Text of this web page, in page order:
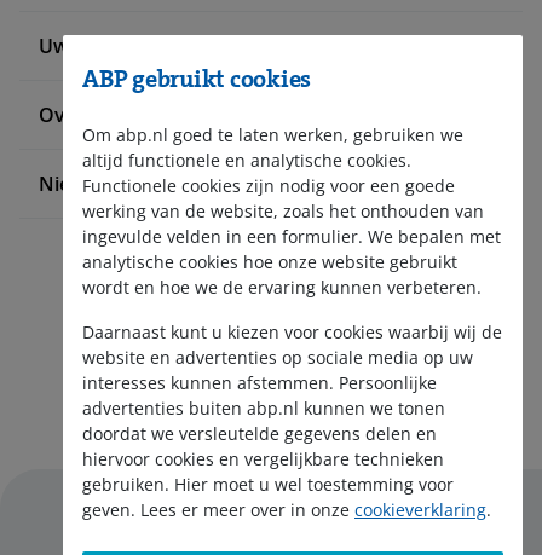
Uw situatie verandert
Over ABP
Nieuws en pers
Aanmelden nieuwsbrief
ABP gebruikt cookies
Om abp.nl goed te laten werken, gebruiken we
altijd functionele en analytische cookies.
Functionele cookies zijn nodig voor een goede
werking van de website, zoals het onthouden van
ingevulde velden in een formulier. We bepalen met
analytische cookies hoe onze website gebruikt
wordt en hoe we de ervaring kunnen verbeteren.
Daarnaast kunt u kiezen voor cookies waarbij wij de
website en advertenties op sociale media op uw
interesses kunnen afstemmen. Persoonlijke
advertenties buiten abp.nl kunnen we tonen
doordat we versleutelde gegevens delen en
hiervoor cookies en vergelijkbare technieken
gebruiken. Hier moet u wel toestemming voor
geven. Lees er meer over in onze cookieverklaring.